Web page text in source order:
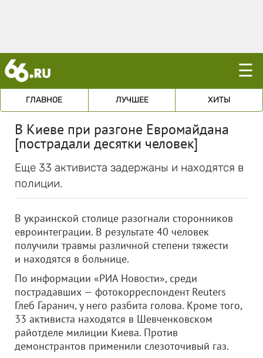
☰
ГЛАВНОЕ ЛУЧШЕЕ ХИТЫ
В Киеве при разгоне Евромайдана
[пострадали десятки человек]
Еще 33 активиста задержаны и находятся в
полиции.
В украинской столице разогнали сторонников
евроинтеграции. В результате 40 человек
получили травмы различной степени тяжести
и находятся в больнице.
По информации «РИА Новости», среди
пострадавших — фотокорреспондент Reuters
Глеб Гаранич, у него разбита голова. Кроме того,
33 активиста находятся в Шевченковском
райотделе милиции Киева. Против
демонстрантов применили слезоточивый газ.